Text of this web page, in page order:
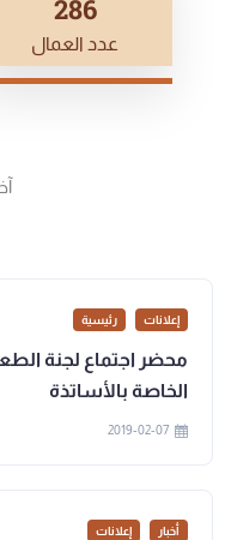
314
عدد العمال
إعلانات رئيسية
محضر اجتماع لجنة
الخاصة بالأساتذة
2019-02-07
أخبار إعلانات